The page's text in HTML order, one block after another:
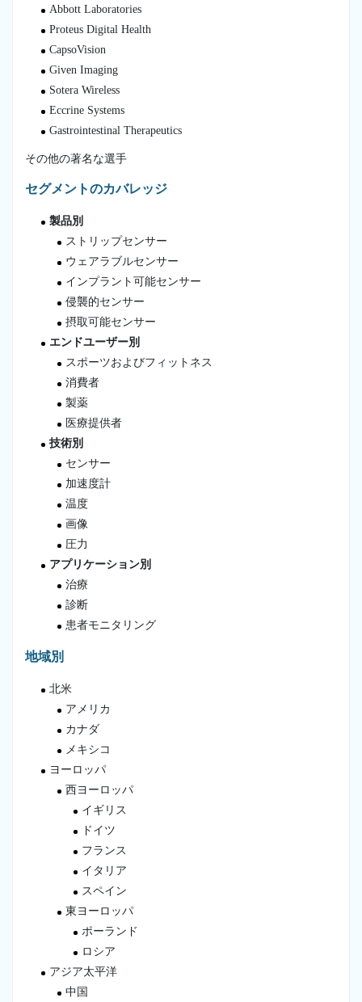
Abbott Laboratories
Proteus Digital Health
CapsoVision
Given Imaging
Sotera Wireless
Eccrine Systems
Gastrointestinal Therapeutics
その他の著名な選手
セグメントのカバレッジ
製品別
ストリップセンサー
ウェアラブルセンサー
インプラント可能センサー
侵襲的センサー
摂取可能センサー
エンドユーザー別
スポーツおよびフィットネス
消費者
製薬
医療提供者
技術別
センサー
加速度計
温度
画像
圧力
アプリケーション別
治療
診断
患者モニタリング
地域別
北米
アメリカ
カナダ
メキシコ
ヨーロッパ
西ヨーロッパ
イギリス
ドイツ
フランス
イタリア
スペイン
東ヨーロッパ
ポーランド
ロシア
アジア太平洋
中国